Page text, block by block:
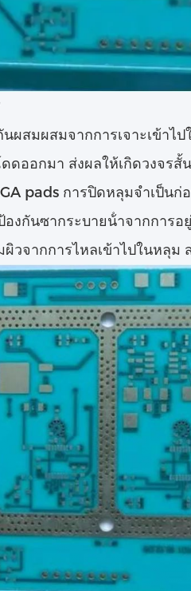
ผสมผสมจากการเจาะเข้าไ
ดออกมา ส่งผลให้เกิดวงจรสั้
pads การปิดหลุมจําเป็น
งกันซากระบายน้ําจากการ
วจากการไหลเข้าไปในหลุ